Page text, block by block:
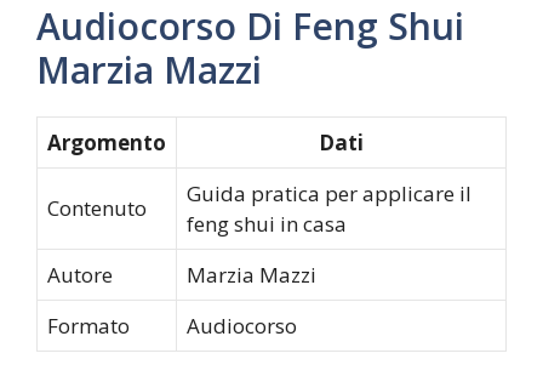
Audiocorso Di Feng Shui
Marzia Mazzi
Argomento Dati
Contenuto
Guida pratica per applicare il
feng shui in casa
Autore
Marzia Mazzi
Formato
Audiocorso